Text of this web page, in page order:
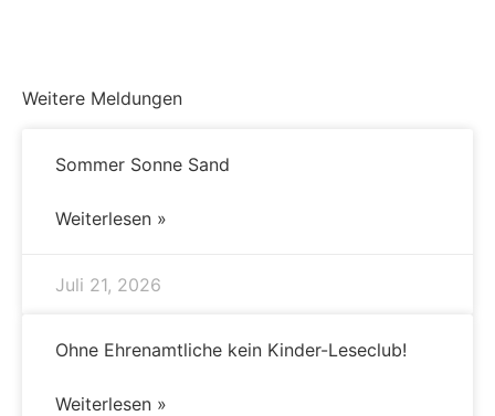
Weitere Meldungen
Sommer Sonne Sand
Weiterlesen »
Juli 21, 2026
Ohne Ehrenamtliche kein Kinder-Leseclub!
Weiterlesen »